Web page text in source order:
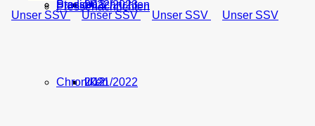
U13
U12
2022/2023
2021/2022
Stadion
Chroniken
Pressenachrichten
Pressenachrichten